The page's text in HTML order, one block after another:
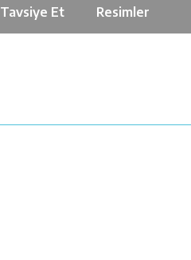
Tavsiye Et Resimler